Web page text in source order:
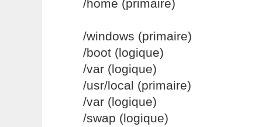
/home (primaire)
/windows (primaire)
/boot (logique)
/var (logique)
/usr/local (primaire)
/var (logique)
/swap (logique)